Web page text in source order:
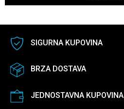
SIGURNA KUPOVINA
BRZA DOSTAVA
JEDNOSTAVNA KUPOVINA